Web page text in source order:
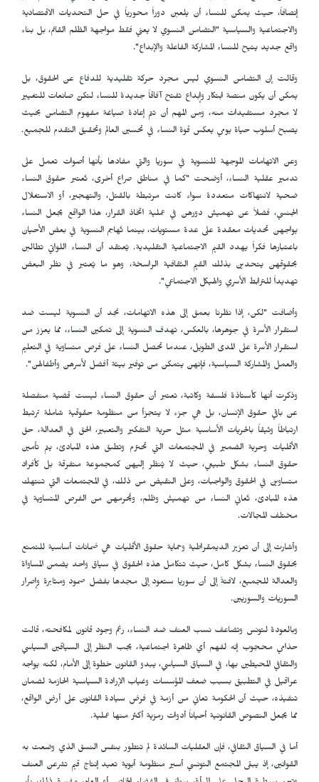
إنصافاً، حيث يمكن للنساء أن يلعبن دوراً محورياً في حل التحديات الاقتصادية
والاجتماعية والسياسية "التضامن النسوي لا يعني فقط مواجهة الظلم القائم، بل بناء
واقع جديد يتيح للنساء المشاركة الفاعلة والإبداع".
وقالت إن التضامن النسوي ليس مجرد حركة تقليدية للدفاع عن الحقوق، بل
يمكن أن يكون منصة ابتكار وإبداع تفتح آفاقاً جديدة للنساء لتكنّ صانعات للتغيير
لا مجرد مستفيدات منه، ومن المهم أن تتم إعادة صياغة مفهوم التضامن بحيث
يصبح أسلوب حياة يومي يعكس قوة النساء في تحسين العالم وتحقيق التقدم للجميع.
وعن الاتهامات الموجهة للنسوية في سوريا والتي مفادها بأنها أصوات تعمل على
تدمير عقلية النساء، أوضحت "كما في مناطق صراع أخرى، تُعتبر حقوق النساء
ضحية لانتهاكات متعددة سواء كانت مرتبطة بالقتل، والتهجير، أو الاستغلال
الجنسي، فضلاً عن تهميش دورهن في عملية اتخاذ القرار، هذا الواقع يجعل النساء
يواجهن تحديات معقدة على عدة مستويات، بينما تُهاجم النسوية في بعض الأحيان
باعتبارها فكراً يهدد القيم الاجتماعية التقليدية. يُعتقد أن النساء اللواتي تطالبن
بحقوقهن يتحدين بذلك القيم الثقافية الراسخة، وهو ما يُعتبر في نظر البعض
تهديداً للترابط الأسري والهيكل الاجتماعي".
وأضافت "لكن، إذا نظرنا بعمق إلى هذه الاتهامات، نجد أن النسوية ليست ضد
استقرار الأسرة في جوهرها، بالعكس، تهدف النسوية إلى تمكين النساء، مما يعزز من
استقرار الأسرة على المدى الطويل، عندما تحصل النساء على فرص متساوية في التعليم
والعمل والمشاركة السياسية، فإنهن يتمكن من توفير بيئة أفضل لأسرهن وأطفالهن".
وذكرت أنها كأستاذة فلسفة وكاتبة، تعتبر أن حقوق النساء ليست قضية منفصلة
عن باقي حقوق الإنسان، بل هي جزء لا يتجزأ من منظومة حقوقية شاملة ترتبط
ارتباطاً وثيقاً بالحريات الأساسية مثل حرية التفكير والتعبير، الحق في العدالة، حق
الأقليات وحرية الضمير في المجتمعات التي تحترم وتطبق هذه المبادئ، يتم تأمين
حقوق النساء بشكل طبيعي، حيث لا يُنظر إليهن كمجموعة متفرقة بل كأفراد
متساوين في الحقوق والواجبات، وعلى النقيض من ذلك، في المجتمعات التي تنتهك
هذه المبادئ، تُعاني النساء من تهميش وظلم، ويُحرمهن من الفرص المتساوية في
مختلف المجالات.
وأشارت إلى أن تعزيز الديمقراطية وحماية حقوق الأقليات هي ضمانات أساسية للتمتع
بحقوق النساء بشكل كامل، حيث تتكامل هذه الحقوق في سياق واحد يضمن المساواة
والعدالة للجميع، لافتةً إلى أن سوريا ستعود إلى مجدها بفضل صمود ومثابرة وإصرار
السوريات والسوريين.
وبالعودة لتونس وتضاعف نسب العنف ضد النساء، رغم وجود قانون لمكافحته، قالت
حذامي محجوب إنه لفهم أي ظاهرة اجتماعية، يجب النظر إلى السياقين السياسي
والثقافي المحيطين بها، في السياق السياسي، يبدو القانون خطوة إلى الأمام، لكنه يواجه
عراقيل في التطبيق بسبب ضعف المؤسسات وغياب الإرادة السياسية الحازمة لضمان
تنفيذه، حيث أن الحكومة تعاني من أزمة في فرض سيادة القانون على أرض الواقع،
مما يجعل النصوص القانونية أحياناً أدوات رمزية أكثر منها عملية.
أما في السياق الثقافي، فإن العقليات السائدة لم تتطور بنفس النسق الذي وضعت به
القوانين، إذ يبقى المجتمع التونسي أسير منظومة أبوية تعيد إنتاج قيم تشرعن العنف